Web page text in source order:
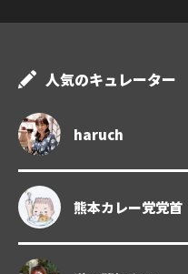
人気のキュレーター
haruch
熊本カレー党党首